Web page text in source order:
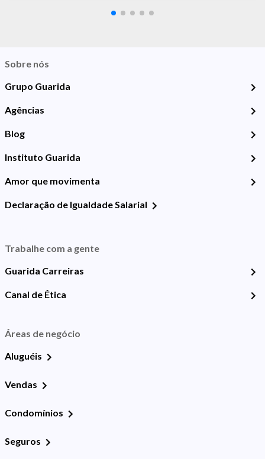
Sobre nós
Grupo Guarida
Agências
Blog
Instituto Guarida
Amor que movimenta
Declaração de Igualdade Salarial
Trabalhe com a gente
Guarida Carreiras
Canal de Ética
Áreas de negócio
Aluguéis
Vendas
Condomínios
Seguros